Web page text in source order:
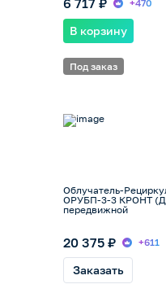
6 717 ₽ +470
В корзину
Под заказ
Облучатель-
ОРУБП-3-3 КРОНТ
передвижной
20 375 ₽ +611
Заказать